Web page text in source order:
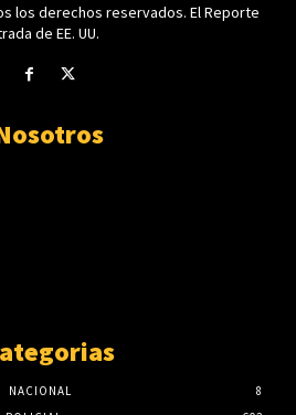
los derechos reservados. El Reporte
de EE. UU.
NACIONAL
8